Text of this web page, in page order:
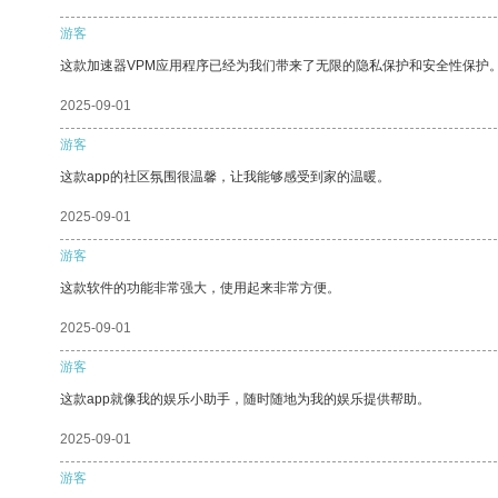
游客
这款加速器VPM应用程序已经为我们带来了无限的隐私保护和安全性保护
2025-09-01
游客
这款app的社区氛围很温馨，让我能够感受到家的温暖。
2025-09-01
游客
这款软件的功能非常强大，使用起来非常方便。
2025-09-01
游客
这款app就像我的娱乐小助手，随时随地为我的娱乐提供帮助。
2025-09-01
游客